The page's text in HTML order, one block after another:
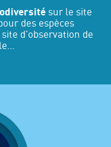
sur le site
des espèces
d’observation de